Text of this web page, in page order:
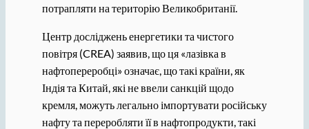
потрапляти на територію Великобританії.
Центр досліджень енергетики та чистого
повітря (CREA) заявив, що ця «лазівка ​​в
нафтопереробці» означає, що такі країни, як
Індія та Китай, які не ввели санкцій щодо
кремля, можуть легально імпортувати російську
нафту та переробляти її в нафтопродукти, такі